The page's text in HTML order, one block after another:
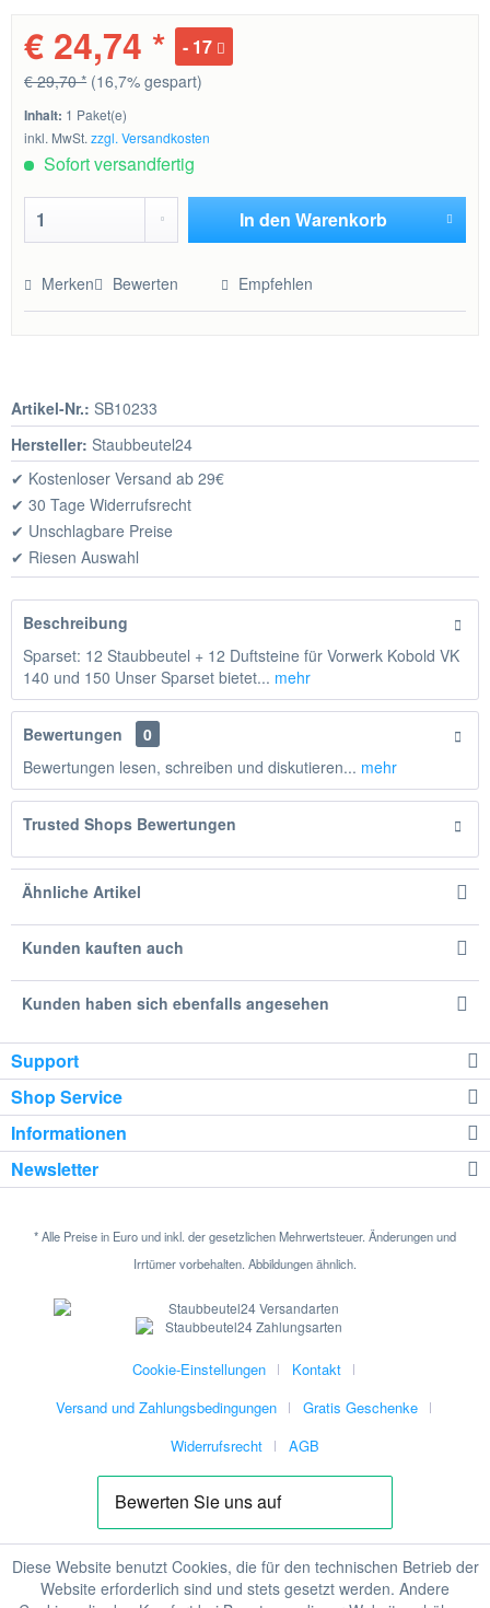
€ 24,74 * 17
€ 29,70 * (16,7% gespart)
Inhalt: 1 Paket(e)
inkl. MwSt.zzgl. Versandkosten
Sofort versandfertig
In den Warenkorb
Merken Bewerten Empfehlen
Artikel-Nr.: SB10233
Hersteller: Staubbeutel24
✔ Kostenloser Versand ab 29€
✔ 30 Tage Widerrufsrecht
✔ Unschlagbare Preise
✔ Riesen Auswahl
Beschreibung
Sparset: 12 Staubbeutel + 12 Duftsteine für Vorwerk Kobold VK
140 und 150 Unser Sparset bietet... mehr
Bewertungen
0
Bewertungen lesen, schreiben und diskutieren... mehr
Trusted Shops Bewertungen
Ähnliche Artikel
Kunden kauften auch
Kunden haben sich ebenfalls angesehen
Support
Shop Service
Informationen
Newsletter
* Alle Preise in Euro und inkl. der gesetzlichen Mehrwertsteuer. Änderungen und
Irrtümer vorbehalten. Abbildungen ähnlich.
Cookie-Einstellungen
Kontakt
Versand und Zahlungsbedingungen
Gratis Geschenke
Widerrufsrecht
AGB
Diese Website benutzt Cookies, die für den technischen Betrieb der
Website erforderlich sind und stets gesetzt werden. Andere